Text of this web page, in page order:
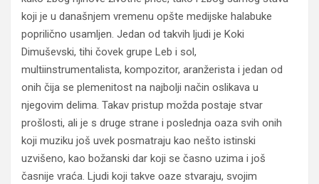
koji je u današnjem vremenu opšte medijske halabuke
poprilično usamljen. Jedan od takvih ljudi je Koki
Dimuševski, tihi čovek grupe Leb i sol,
multiinstrumentalista, kompozitor, aranžerista i jedan od
onih čija se plemenitost na najbolji način oslikava u
njegovim delima. Takav pristup možda postaje stvar
prošlosti, ali je s druge strane i poslednja oaza svih onih
koji muziku još uvek posmatraju kao nešto istinski
uzvišeno, kao božanski dar koji se časno uzima i još
časnije vraća. Ljudi koji takve oaze stvaraju, svojim